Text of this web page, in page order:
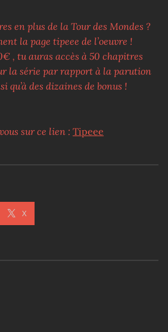
en plus de la Tour des Mondes ?
la page tipeee de l’oeuvre !
, tu auras accès à 50 chapitres
la série par rapport à la parution
qu’à des dizaines de bonus !
sur ce lien : Tipeee
X